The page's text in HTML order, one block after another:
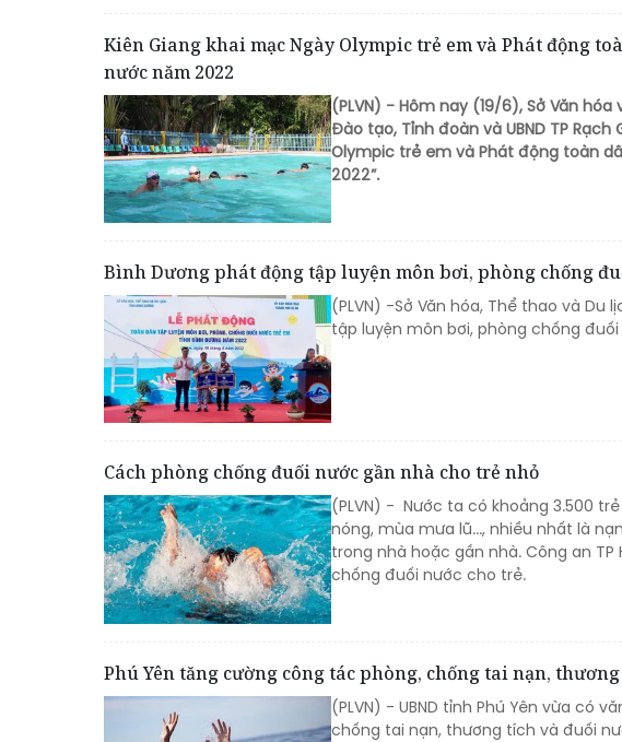
Kiên Giang khai mạc Ngày Olympic trẻ em và Phát động
nước năm 2022
(PLVN) - Hôm nay (19/6), Sở Văn
Đào tạo, Tỉnh đoàn và UBND TP
Olympic trẻ em và Phát động toàn
2022”.
Bình Dương phát động tập luyện môn bơi, phòng chống
(PLVN) -Sở Văn hóa, Thể thao và
tập luyện môn bơi, phòng chống
Cách phòng chống đuối nước gần nhà cho trẻ nhỏ
(PLVN) - Nước ta có khoảng 3.500
nóng, mùa mưa lũ..., nhiều nhất là
trong nhà hoặc gần nhà. Công an
chống đuối nước cho trẻ.
Phú Yên tăng cường công tác phòng, chống tai nạn,
(PLVN) - UBND tỉnh Phú Yên vừa có
chống tai nạn, thương tích và đuối